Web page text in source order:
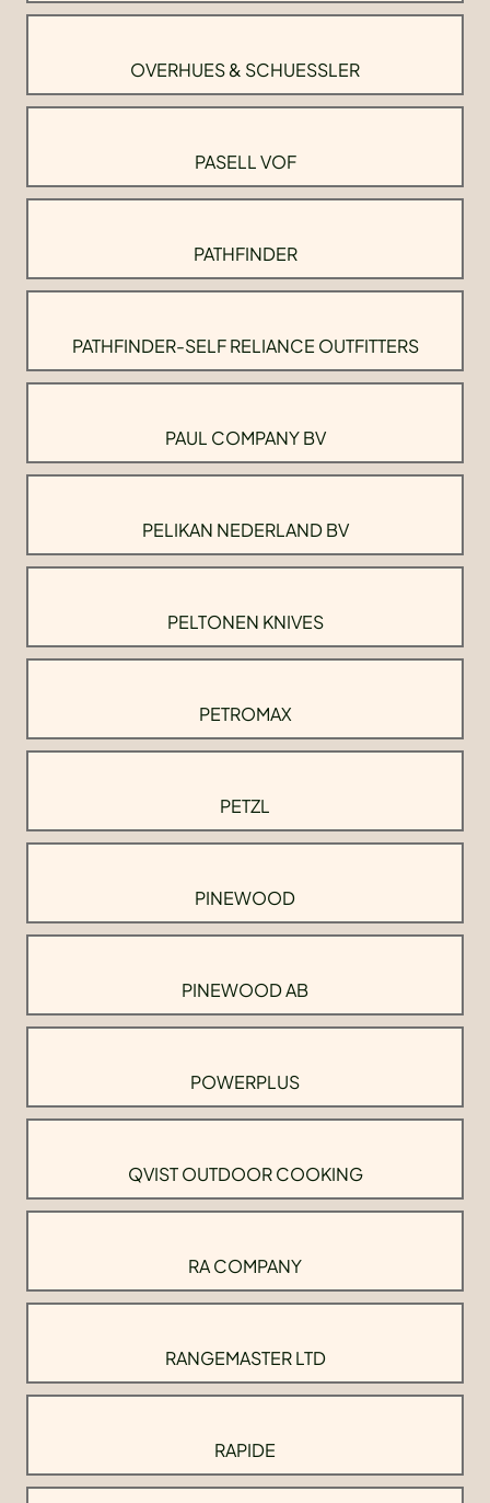
OVERHUES & SCHUESSLER
PASELL VOF
PATHFINDER
PATHFINDER-SELF RELIANCE OUTFITTERS
PAUL COMPANY BV
PELIKAN NEDERLAND BV
PELTONEN KNIVES
PETROMAX
PETZL
PINEWOOD
PINEWOOD AB
POWERPLUS
QVIST OUTDOOR COOKING
RA COMPANY
RANGEMASTER LTD
RAPIDE